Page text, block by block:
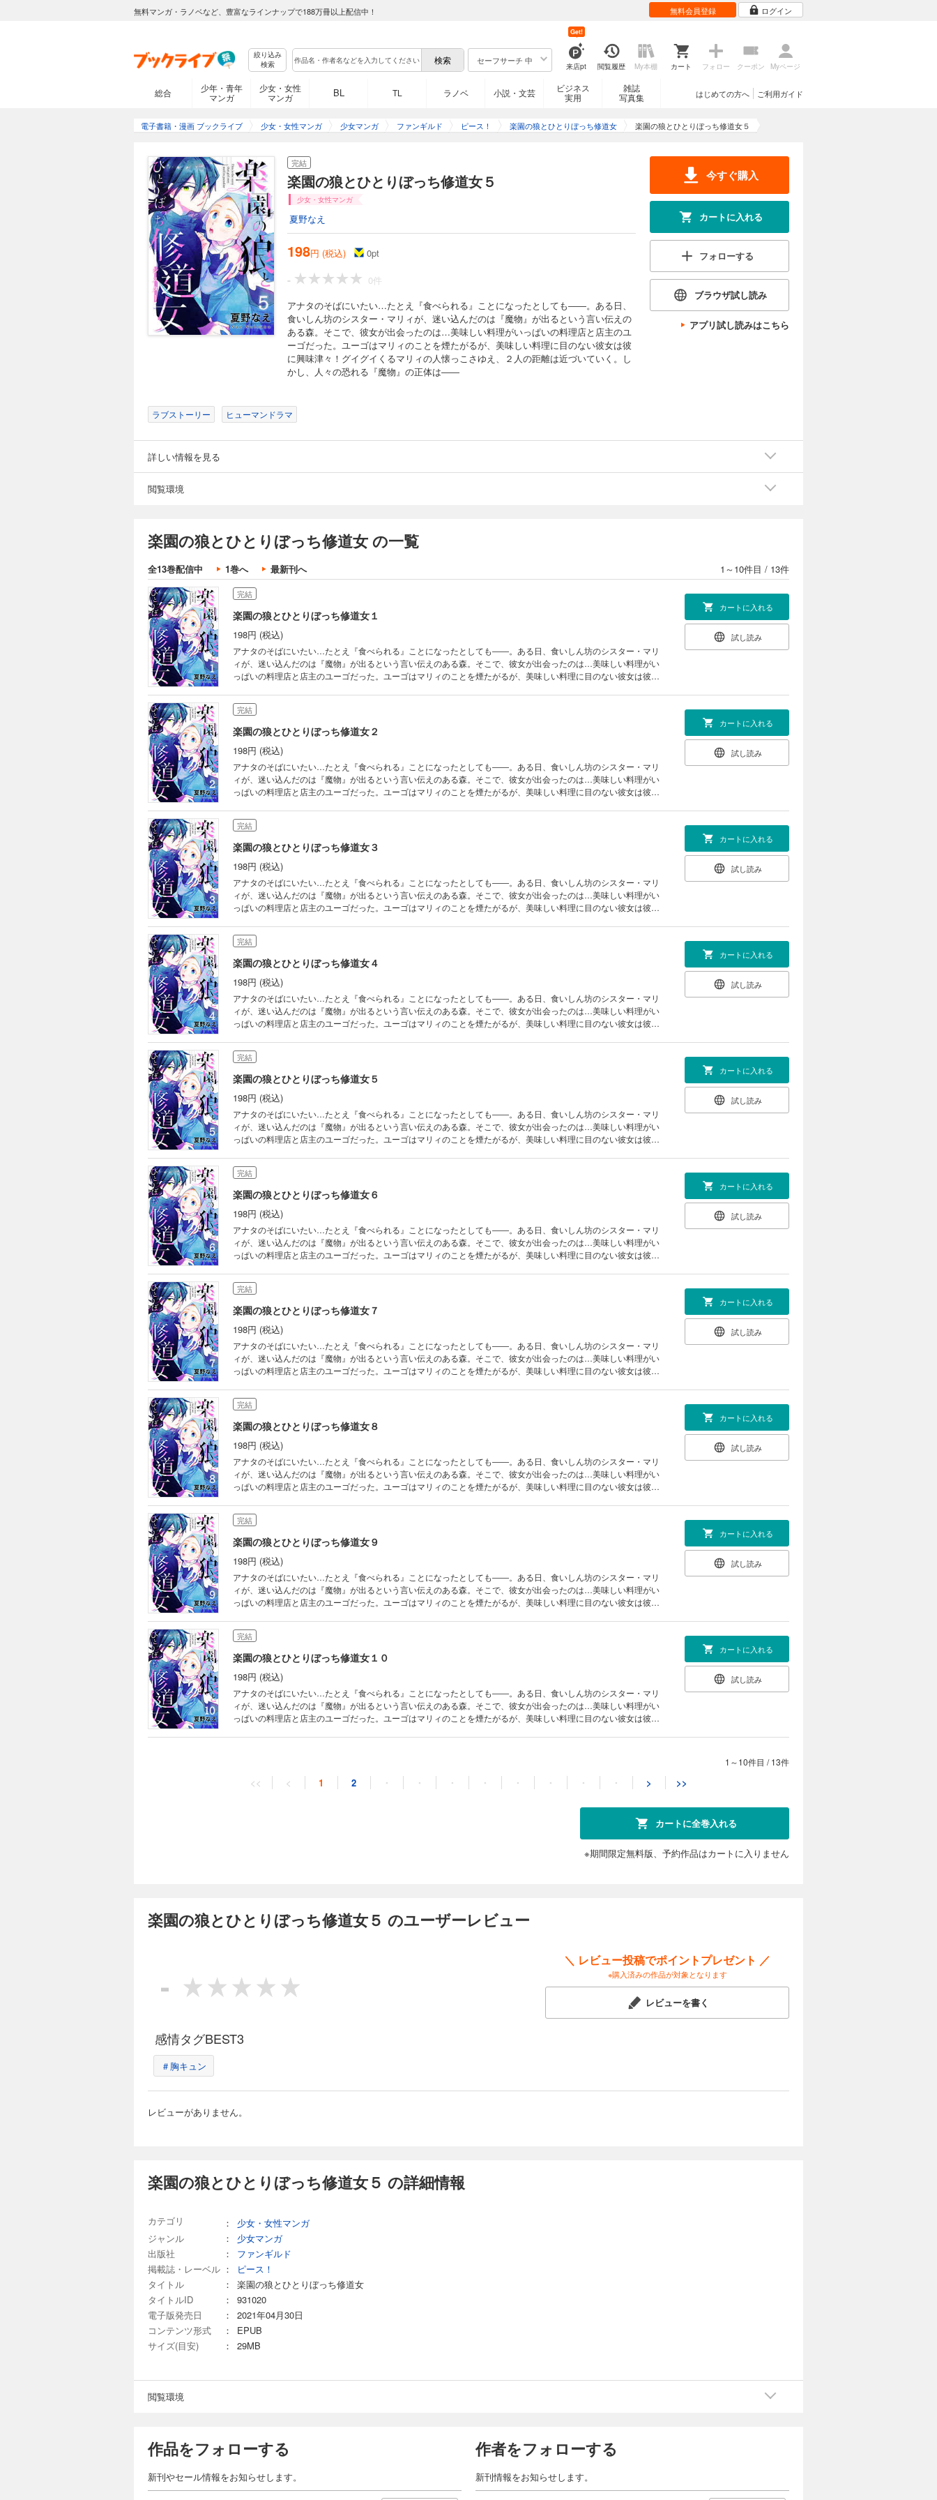
無料マンガ・ラノベなど、豊富なラインナップで188万冊以上配信中！ 無料会員登録 ログイン
絞り込み
検索
セーフサーチ 中
来店pt
Get!
閲覧履歴 My本棚 カート フォロー クーポン Myページ
総合
少年・青年
マンガ
少女・女性
マンガ
BL TL ラノベ 小説・文芸
ビジネス
実用
雑誌
写真集
ご利用ガイド
はじめての方へ
電子書籍・漫画 ブックライブ 少女・女性マンガ 少女マンガ ファンギルド ピース！ 楽園の狼とひとりぼっち修道女 楽園の狼とひとりぼっち修道女５
完結
楽園の狼とひとりぼっち修道女５
少女・女性マンガ
夏野なえ
198円 (税込) 0pt
-
0件
アナタのそばにいたい…たとえ『食べられる』ことになったとしても――。ある日、
食いしん坊のシスター・マリィが、迷い込んだのは『魔物』が出るという言い伝えの
ある森。そこで、彼女が出会ったのは…美味しい料理がいっぱいの料理店と店主のユ
ーゴだった。ユーゴはマリィのことを煙たがるが、美味しい料理に目のない彼女は彼
に興味津々！グイグイくるマリィの人懐っこさゆえ、２人の距離は近づいていく。し
かし、人々の恐れる『魔物』の正体は――
今すぐ購入
カートに入れる
フォローする
ブラウザ試し読み
アプリ試し読みはこちら
ラブストーリー ヒューマンドラマ
詳しい情報を見る
閲覧環境
楽園の狼とひとりぼっち修道女 の一覧
全13巻配信中 1巻へ 最新刊へ 1～10件目 / 13件
完結
楽園の狼とひとりぼっち修道女１
198円 (税込)
アナタのそばにいたい…たとえ『食べられる』ことになったとしても――。ある日、食いしん坊のシスター・マリ
ィが、迷い込んだのは『魔物』が出るという言い伝えのある森。そこで、彼女が出会ったのは…美味しい料理がい
っぱいの料理店と店主のユーゴだった。ユーゴはマリィのことを煙たがるが、美味しい料理に目のない彼女は彼に
正体は――
カートに入れる
試し読み
完結
楽園の狼とひとりぼっち修道女２
198円 (税込)
アナタのそばにいたい…たとえ『食べられる』ことになったとしても――。ある日、食いしん坊のシスター・マリ
ィが、迷い込んだのは『魔物』が出るという言い伝えのある森。そこで、彼女が出会ったのは…美味しい料理がい
っぱいの料理店と店主のユーゴだった。ユーゴはマリィのことを煙たがるが、美味しい料理に目のない彼女は彼に
正体は――
カートに入れる
試し読み
完結
楽園の狼とひとりぼっち修道女３
198円 (税込)
アナタのそばにいたい…たとえ『食べられる』ことになったとしても――。ある日、食いしん坊のシスター・マリ
ィが、迷い込んだのは『魔物』が出るという言い伝えのある森。そこで、彼女が出会ったのは…美味しい料理がい
っぱいの料理店と店主のユーゴだった。ユーゴはマリィのことを煙たがるが、美味しい料理に目のない彼女は彼に
正体は――
カートに入れる
試し読み
完結
楽園の狼とひとりぼっち修道女４
198円 (税込)
アナタのそばにいたい…たとえ『食べられる』ことになったとしても――。ある日、食いしん坊のシスター・マリ
ィが、迷い込んだのは『魔物』が出るという言い伝えのある森。そこで、彼女が出会ったのは…美味しい料理がい
っぱいの料理店と店主のユーゴだった。ユーゴはマリィのことを煙たがるが、美味しい料理に目のない彼女は彼に
正体は――
カートに入れる
試し読み
完結
楽園の狼とひとりぼっち修道女５
198円 (税込)
アナタのそばにいたい…たとえ『食べられる』ことになったとしても――。ある日、食いしん坊のシスター・マリ
ィが、迷い込んだのは『魔物』が出るという言い伝えのある森。そこで、彼女が出会ったのは…美味しい料理がい
っぱいの料理店と店主のユーゴだった。ユーゴはマリィのことを煙たがるが、美味しい料理に目のない彼女は彼に
正体は――
カートに入れる
試し読み
完結
楽園の狼とひとりぼっち修道女６
198円 (税込)
アナタのそばにいたい…たとえ『食べられる』ことになったとしても――。ある日、食いしん坊のシスター・マリ
ィが、迷い込んだのは『魔物』が出るという言い伝えのある森。そこで、彼女が出会ったのは…美味しい料理がい
っぱいの料理店と店主のユーゴだった。ユーゴはマリィのことを煙たがるが、美味しい料理に目のない彼女は彼に
正体は――
カートに入れる
試し読み
完結
楽園の狼とひとりぼっち修道女７
198円 (税込)
アナタのそばにいたい…たとえ『食べられる』ことになったとしても――。ある日、食いしん坊のシスター・マリ
ィが、迷い込んだのは『魔物』が出るという言い伝えのある森。そこで、彼女が出会ったのは…美味しい料理がい
っぱいの料理店と店主のユーゴだった。ユーゴはマリィのことを煙たがるが、美味しい料理に目のない彼女は彼に
正体は――
カートに入れる
試し読み
完結
楽園の狼とひとりぼっち修道女８
198円 (税込)
アナタのそばにいたい…たとえ『食べられる』ことになったとしても――。ある日、食いしん坊のシスター・マリ
ィが、迷い込んだのは『魔物』が出るという言い伝えのある森。そこで、彼女が出会ったのは…美味しい料理がい
っぱいの料理店と店主のユーゴだった。ユーゴはマリィのことを煙たがるが、美味しい料理に目のない彼女は彼に
正体は――
カートに入れる
試し読み
完結
楽園の狼とひとりぼっち修道女９
198円 (税込)
アナタのそばにいたい…たとえ『食べられる』ことになったとしても――。ある日、食いしん坊のシスター・マリ
ィが、迷い込んだのは『魔物』が出るという言い伝えのある森。そこで、彼女が出会ったのは…美味しい料理がい
っぱいの料理店と店主のユーゴだった。ユーゴはマリィのことを煙たがるが、美味しい料理に目のない彼女は彼に
正体は――
カートに入れる
試し読み
完結
楽園の狼とひとりぼっち修道女１０
198円 (税込)
アナタのそばにいたい…たとえ『食べられる』ことになったとしても――。ある日、食いしん坊のシスター・マリ
ィが、迷い込んだのは『魔物』が出るという言い伝えのある森。そこで、彼女が出会ったのは…美味しい料理がい
っぱいの料理店と店主のユーゴだった。ユーゴはマリィのことを煙たがるが、美味しい料理に目のない彼女は彼に
カートに入れる
試し読み
楽園の狼とひとりぼっち修道女１１
198円 (税込)
アナタのそばにいたい…たとえ『食べられる』ことになったとしても――。ある日、食いしん坊のシスター・マリ
ィが、迷い込んだのは『魔物』が出るという言い伝えのある森。そこで、彼女が出会ったのは…美味しい料理がい
っぱいの料理店と店主のユーゴだった。ユーゴはマリィのことを煙たがるが、美味しい料理に目のない彼女は彼に
カートに入れる
アナタのそばにいたい…たとえ『食べられる』ことになったとしても――。ある日、食いしん坊のシスター・マリ
興味津々！グイグイくるマリィの人懐っこさゆえ、２人の距離は近づいていく。しかし、人々の恐れる『魔物』の
完結
アナタのそばにいたい…たとえ『食べられる』ことになったとしても――。ある日、食いしん坊のシスター・マリ
正体は――
1～10件目 /13件
<< < 1 2 ・ ・ ・ ・ ・ ・ ・ ・ > >>
カートに全巻入れる
※期間限定無料版、予約作品はカートに入りません
楽園の狼とひとりぼっち修道女５ のユーザーレビュー
-
＼ レビュー投稿でポイントプレゼント ／
※購入済みの作品が対象となります
レビューを書く
感情タグBEST3
＃胸キュン
レビューがありません。
楽園の狼とひとりぼっち修道女５ の詳細情報
カテゴリ ：
少女・女性マンガ
ジャンル
：
少女マンガ
出版社
：
ファンギルド
掲載誌・レーベル ：
ピース！
タイトル
：
楽園の狼とひとりぼっち修道女
タイトルID
：
931020
電子版発売日
：
2021年04月30日
コンテンツ形式
：
EPUB
サイズ(目安)
： 29MB
閲覧環境
作品をフォローする
新刊やセール情報をお知らせします。
作者をフォローする
新刊情報をお知らせします。